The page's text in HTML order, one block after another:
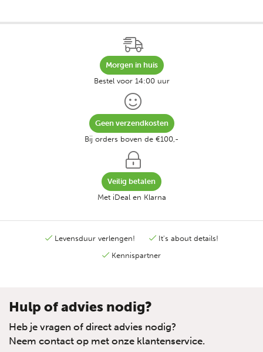
Morgen in huis
Bestel voor 14:00 uur
Geen verzendkosten
Bij orders boven de €100,-
Veilig betalen
Met iDeal en Klarna
Levensduur verlengen!
It's about details!
Kennispartner
Hulp of advies nodig?
Heb je vragen of direct advies nodig?
Neem contact op met onze klantenservice.